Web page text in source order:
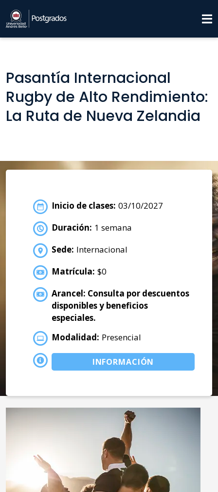
Pasantía Internacional
Rugby de Alto Rendimiento:
La Ruta de Nueva Zelandia
Inicio de clases: 03/10/2027
Duración: 1 semana
Sede: Internacional
Matrícula: $0
Arancel: Consulta por descuentos
disponibles y beneficios
especiales.
Modalidad: Presencial
INFORMACIÓN